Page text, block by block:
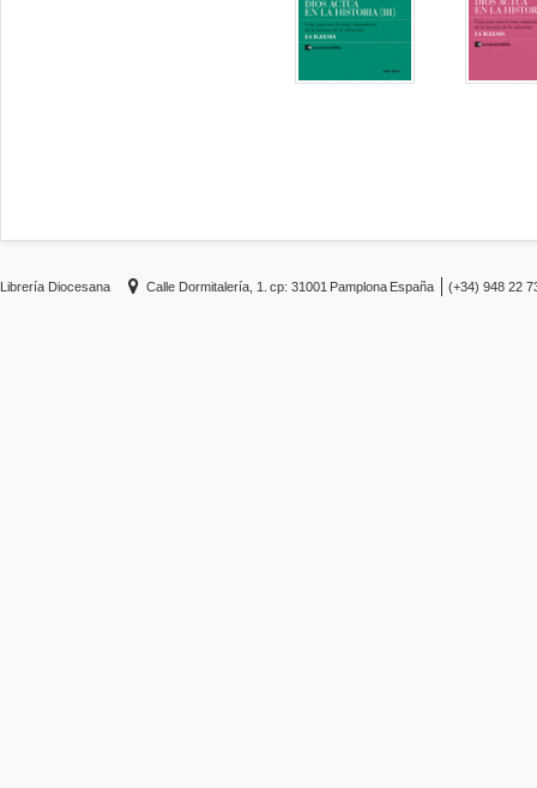
Librería Diocesana Calle Dormitalería, 1. cp: 31001 Pamplona España (+34) 948 22